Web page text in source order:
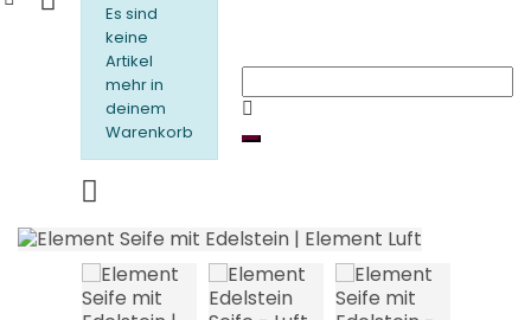
Es sind
keine
Artikel
mehr in
deinem
Warenkorb